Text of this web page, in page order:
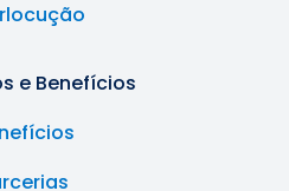
e Benefícios